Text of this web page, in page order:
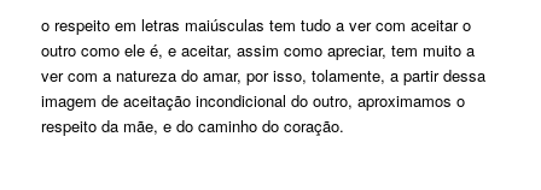
o respeito em letras maiúsculas tem tudo a ver com aceitar o
outro como ele é, e aceitar, assim como apreciar, tem muito a
ver com a natureza do amar, por isso, tolamente, a partir dessa
imagem de aceitação incondicional do outro, aproximamos o
respeito da mãe, e do caminho do coração.